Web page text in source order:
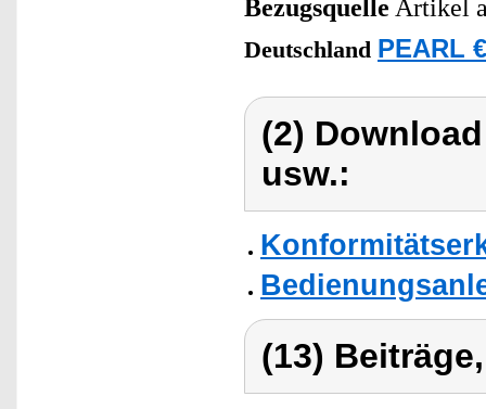
Bezugsquelle Artikel
Deutschland PEARL
(2)
usw.:
(13)